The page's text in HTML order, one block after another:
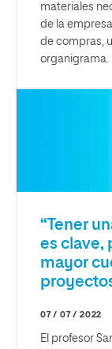
materiales
de la
de compras,
organigrama.
“Tener
es clave,
mayor
07 / 07 / 2022
El profesor